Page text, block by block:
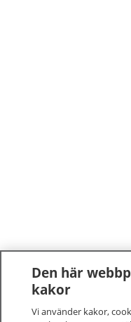
Den här
kakor
Vi använder kakor,